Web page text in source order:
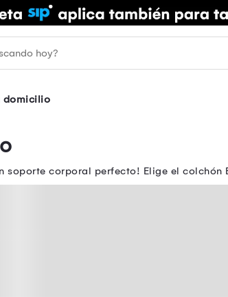
domicilio
corporal perfecto! Elige el colchón